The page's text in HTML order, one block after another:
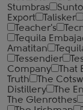
Stumbras
Export
Talisker
Teacher's
Tequila
Amatitan
Tessendier
Company
Truth
The
Distillery
The
The Glenrothes